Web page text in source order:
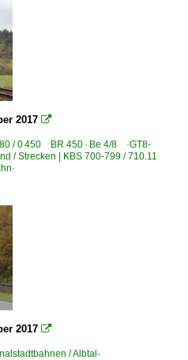
2017 
/ 0 450 BR 450 · Be 4/8 ·GT8-
/ Strecken | KBS 700-799 / 710.11
2017 
/ Albtal-